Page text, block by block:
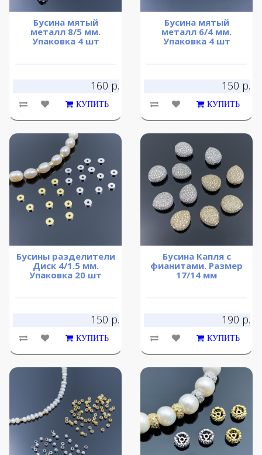
Бусина мятый
металл 8/5 мм.
Упаковка 4 шт
160 р.
КУПИТЬ
Бусина мятый
металл 6/4 мм.
Упаковка 4 шт
150 р.
КУПИТЬ
Бусины разделители
Диск 4/1.5 мм.
Упаковка 20 шт
150 р.
КУПИТЬ
Бусина Капля с
фианитами. Размер
17/14 мм
190 р.
КУПИТЬ